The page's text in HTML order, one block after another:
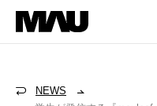
NEWS